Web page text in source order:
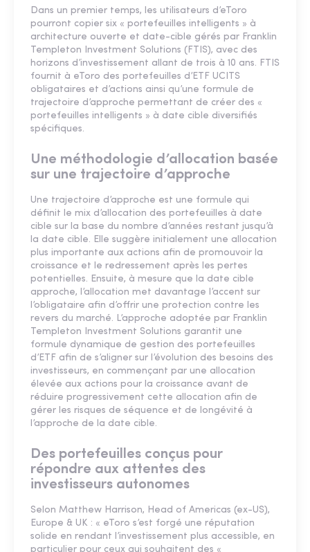
Dans un premier temps, les utilisateurs d’eToro
pourront copier six « portefeuilles intelligents » à
architecture ouverte et date-cible gérés par Franklin
Templeton Investment Solutions (FTIS), avec des
horizons d’investissement allant de trois à 10 ans. FTIS
fournit à eToro des portefeuilles d’ETF UCITS
obligataires et d’actions ainsi qu’une formule de
trajectoire d’approche permettant de créer des «
portefeuilles intelligents » à date cible diversifiés
spécifiques.
Une méthodologie d’allocation basée
sur une trajectoire d’approche
Une trajectoire d’approche est une formule qui
définit le mix d’allocation des portefeuilles à date
cible sur la base du nombre d’années restant jusqu’à
la date cible. Elle suggère initialement une allocation
plus importante aux actions afin de promouvoir la
croissance et le redressement après les pertes
potentielles. Ensuite, à mesure que la date cible
approche, l’allocation met davantage l’accent sur
l’obligataire afin d’offrir une protection contre les
revers du marché. L’approche adoptée par Franklin
Templeton Investment Solutions garantit une
formule dynamique de gestion des portefeuilles
d’ETF afin de s’aligner sur l’évolution des besoins des
investisseurs, en commençant par une allocation
élevée aux actions pour la croissance avant de
réduire progressivement cette allocation afin de
gérer les risques de séquence et de longévité à
l’approche de la date cible.
Des portefeuilles conçus pour
répondre aux attentes des
investisseurs autonomes
Selon Matthew Harrison, Head of Americas (ex-US),
Europe & UK : « eToro s’est forgé une réputation
solide en rendant l’investissement plus accessible, en
particulier pour ceux qui souhaitent des «